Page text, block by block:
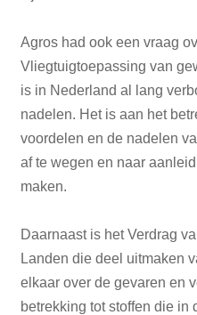
Agros had ook een vraag
Vliegtuigtoepassing van
is in Nederland al lang
nadelen. Het is aan het
voordelen en de nadelen
af te wegen en naar
maken.
Daarnaast is het Verdrag
Landen die deel uitmaken
elkaar over de gevaren en
betrekking tot stoffen die in